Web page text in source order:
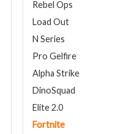
Rebel Ops
Load Out
N Series
Pro Gelfire
Alpha Strike
DinoSquad
Elite 2.0
Fortnite